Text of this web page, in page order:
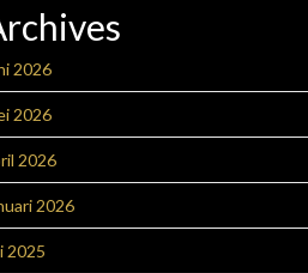
2026
2026
2026
2026
2025